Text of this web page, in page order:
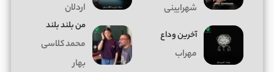
شهرایینی
اردلان
آخرین وداع
مهراب
من بلند بلند
محمد کلاسی
بهار